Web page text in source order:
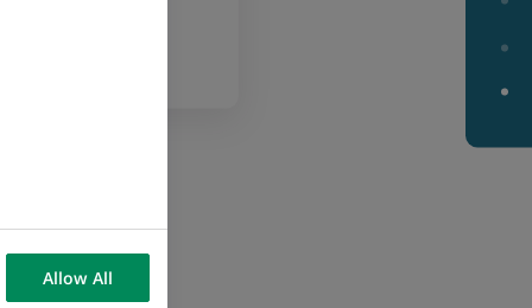
Allow All